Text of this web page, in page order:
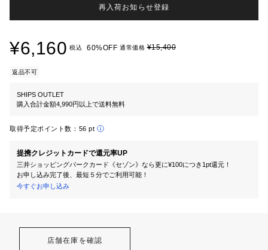
再入荷お知らせ登録
¥6,160 税込 60%OFF 通常価格¥15,400
返品不可
SHIPS OUTLET
購入合計金額4,990円以上で送料無料
取得予定ポイント数： 56 pt
提携クレジットカードで還元率UP
三井ショッピングパークカード《セゾン》なら更に¥100につき1pt還元！
お申し込み完了後、最短５分でご利用可能！
今すぐお申し込み
店舗在庫を確認